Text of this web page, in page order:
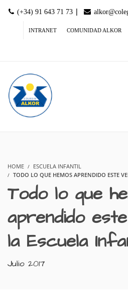
(+34) 91 643 71 73 |
INTRANET COMUNIDAD ALKOR
HOME
ESCUELA INFANTIL
TODO LO QUE HEMOS APRENDIDO ESTE
Todo lo que
aprendido
la Escuela
Julio 2017